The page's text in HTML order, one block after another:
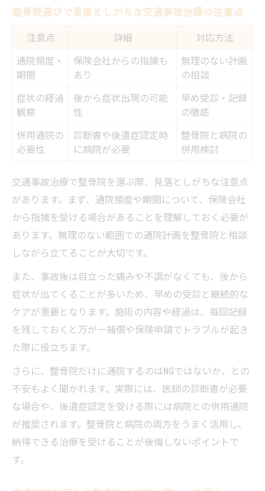
整骨院選びで見落としがちな交通事故治療の注意点
注意点 詳細
対応方法
通院頻度・
期間
保険会社からの指摘も
あり
無理のない計画
の相談
症状の経過
観察
後から症状出現の可能
性
早め受診・記録
の徹底
併用通院の
必要性
診断書や後遺症認定時
に病院が必要
整骨院と病院の
併用検討
交通事故治療で整骨院を選ぶ際、見落としがちな注意点
があります。まず、通院頻度や期間について、保険会社
から指摘を受ける場合があることを理解しておく必要が
あります。無理のない範囲での通院計画を整骨院と相談
しながら立てることが大切です。
また、事故後は目立った痛みや不調がなくても、後から
症状が出てくることが多いため、早めの受診と継続的な
ケアが重要となります。施術の内容や経過は、毎回記録
を残しておくと万が一補償や保険申請でトラブルが起き
た際に役立ちます。
さらに、整骨院だけに通院するのはNGではないか、との
不安もよく聞かれます。実際には、医師の診断書が必要
な場合や、後遺症認定を受ける際には病院との併用通院
が推奨されます。整骨院と病院の両方をうまく活用し、
納得できる治療を受けることが後悔しないポイントで
す。